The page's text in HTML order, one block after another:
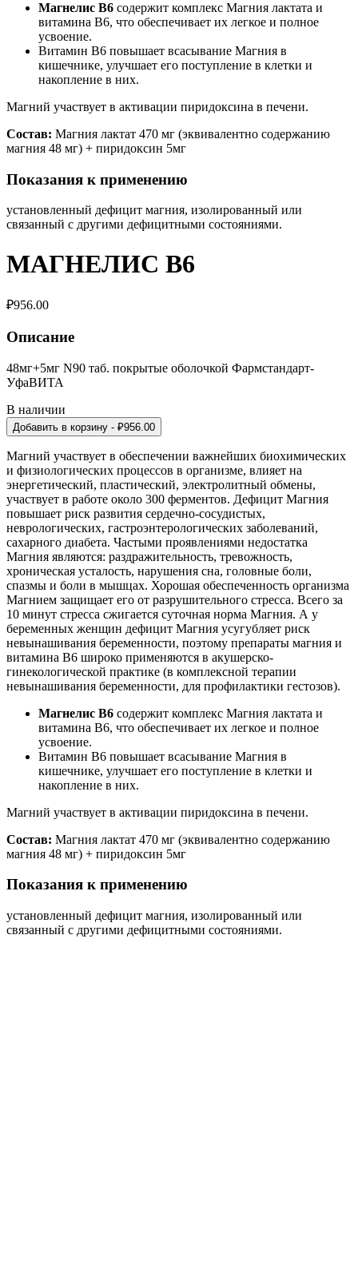
Магнелис B6 содержит комплекс Магния лактата и
витамина В6, что обеспечивает их легкое и полное
усвоение.
Витамин В6 повышает всасывание Магния в
кишечнике, улучшает его поступление в клетки и
накопление в них.
Магний участвует в активации пиридоксина в печени.
Состав: Магния лактат 470 мг (эквивалентно содержанию
магния 48 мг) + пиридоксин 5мг
Показания к применению
установленный дефицит магния, изолированный или
связанный с другими дефицитными состояниями.
МАГНЕЛИС В6
₽956.00
Описание
48мг+5мг N90 таб. покрытые оболочкой Фармстандарт-
УфаВИТА
В наличии
Добавить в корзину - ₽956.00
Магний участвует в обеспечении важнейших биохимических
и физиологических процессов в организме, влияет на
энергетический, пластический, электролитный обмены,
участвует в работе около 300 ферментов. Дефицит Магния
повышает риск развития сердечно-сосудистых,
неврологических, гастроэнтерологических заболеваний,
сахарного диабета. Частыми проявлениями недостатка
Магния являются: раздражительность, тревожность,
хроническая усталость, нарушения сна, головные боли,
спазмы и боли в мышцах. Хорошая обеспеченность организма
Магнием защищает его от разрушительного стресса. Всего за
10 минут стресса сжигается суточная норма Магния. А у
беременных женщин дефицит Магния усугубляет риск
невынашивания беременности, поэтому препараты магния и
витамина В6 широко применяются в акушерско-
гинекологической практике (в комплексной терапии
невынашивания беременности, для профилактики гестозов).
Магнелис B6 содержит комплекс Магния лактата и
витамина В6, что обеспечивает их легкое и полное
усвоение.
Витамин В6 повышает всасывание Магния в
кишечнике, улучшает его поступление в клетки и
накопление в них.
Магний участвует в активации пиридоксина в печени.
Состав: Магния лактат 470 мг (эквивалентно содержанию
магния 48 мг) + пиридоксин 5мг
Показания к применению
установленный дефицит магния, изолированный или
связанный с другими дефицитными состояниями.